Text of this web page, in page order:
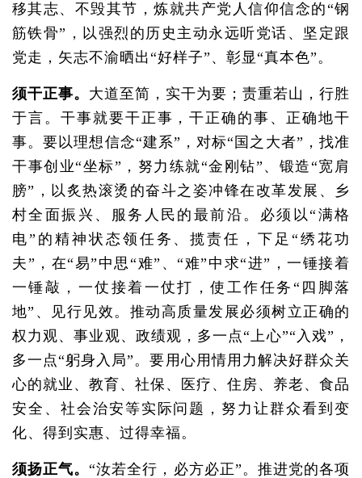
移其志、不毁其节，炼就共产党人信仰信念的“钢
筋铁骨”，以强烈的历史主动永远听党话、坚定跟
党走，矢志不渝晒出“好样子”、彰显“真本色”。
须干正事。 大道至简，实干为要；责重若山，行胜
于言。干事就要干正事，干正确的事、正确地干
事。要以理想信念“建系”，对标“国之大者”，找准
干事创业“坐标”，努力练就“金刚钻”、锻造“宽肩
膀”，以炙热滚烫的奋斗之姿冲锋在改革发展、乡
村全面振兴、服务人民的最前沿。必须以“满格
电”的精神状态领任务、揽责任，下足“绣花功
夫”，在“易”中思“难”、“难”中求“进”，一锤接着
一锤敲，一仗接着一仗打，使工作任务“四脚落
地”、见行见效。推动高质量发展必须树立正确的
权力观、事业观、政绩观，多一点“上心”“入戏”，
多一点“躬身入局”。要用心用情用力解决好群众关
心的就业、教育、社保、医疗、住房、养老、食品
安全、社会治安等实际问题，努力让群众看到变
化、得到实惠、过得幸福。
须扬正气。“汝若全行，必方必正”。推进党的各项